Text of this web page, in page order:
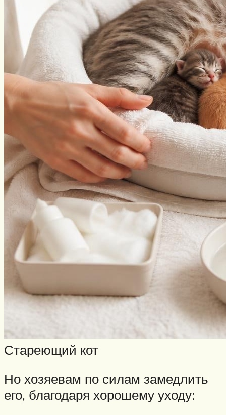
Стареющий кот
Но хозяевам по силам замедлить
его, благодаря хорошему уходу: